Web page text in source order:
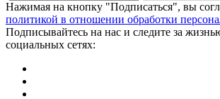
Нажимая на кнопку "Подписаться", вы
политикой в отношении обработки
Подписывайтесь на нас и следите за
социальных сетях: